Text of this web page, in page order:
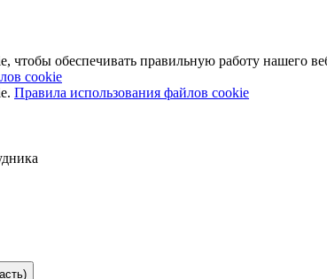
обеспечивать правильную работу нашего
cookie
Правила использования файлов cookie